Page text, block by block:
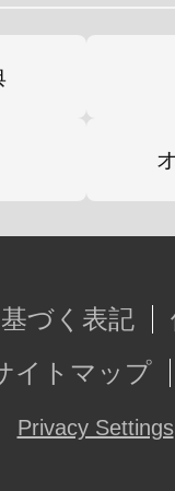
づく表記
イトマップ
Privacy Settings